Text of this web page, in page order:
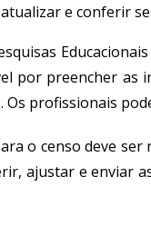
e conferir
por preencher as
. Os profissionais
o censo deve
ajustar e enviar